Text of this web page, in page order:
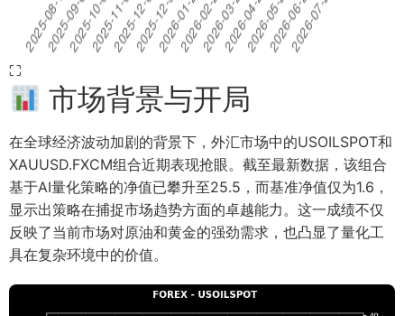
⛶
市场背景与开局
在全球经济波动加剧的背景下，外汇市场中的USOILSPOT和
XAUUSD.FXCM组合近期表现抢眼。截至最新数据，该组合
基于AI量化策略的净值已攀升至25.5，而基准净值仅为1.6，
显示出策略在捕捉市场趋势方面的卓越能力。这一成绩不仅
反映了当前市场对原油和黄金的强劲需求，也凸显了量化工
具在复杂环境中的价值。